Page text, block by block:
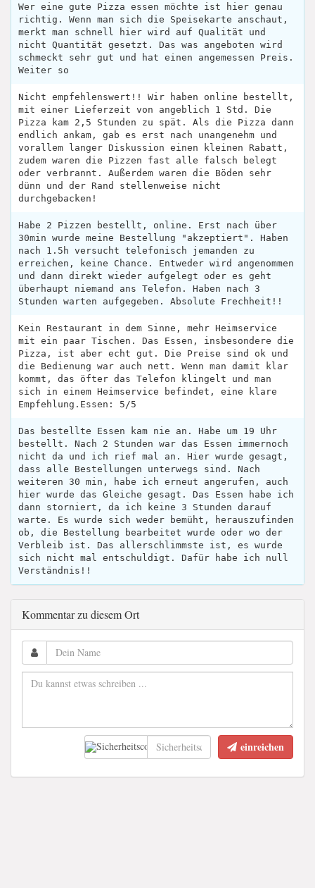
Wer eine gute Pizza essen möchte ist hier genau
richtig. Wenn man sich die Speisekarte anschaut,
merkt man schnell hier wird auf Qualität und
nicht Quantität gesetzt. Das was angeboten wird
schmeckt sehr gut und hat einen angemessen Preis.
Weiter so
Nicht empfehlenswert!! Wir haben online bestellt,
mit einer Lieferzeit von angeblich 1 Std. Die
Pizza kam 2,5 Stunden zu spät. Als die Pizza dann
endlich ankam, gab es erst nach unangenehm und
vorallem langer Diskussion einen kleinen Rabatt,
zudem waren die Pizzen fast alle falsch belegt
oder verbrannt. Außerdem waren die Böden sehr
dünn und der Rand stellenweise nicht
durchgebacken!
Habe 2 Pizzen bestellt, online. Erst nach über
30min wurde meine Bestellung "akzeptiert". Haben
nach 1.5h versucht telefonisch jemanden zu
erreichen, keine Chance. Entweder wird angenommen
und dann direkt wieder aufgelegt oder es geht
überhaupt niemand ans Telefon. Haben nach 3
Stunden warten aufgegeben. Absolute Frechheit!!
Kein Restaurant in dem Sinne, mehr Heimservice
mit ein paar Tischen. Das Essen, insbesondere die
Pizza, ist aber echt gut. Die Preise sind ok und
die Bedienung war auch nett. Wenn man damit klar
kommt, das öfter das Telefon klingelt und man
sich in einem Heimservice befindet, eine klare
Empfehlung.Essen: 5/5
Das bestellte Essen kam nie an. Habe um 19 Uhr
bestellt. Nach 2 Stunden war das Essen immernoch
nicht da und ich rief mal an. Hier wurde gesagt,
dass alle Bestellungen unterwegs sind. Nach
weiteren 30 min, habe ich erneut angerufen, auch
hier wurde das Gleiche gesagt. Das Essen habe ich
dann storniert, da ich keine 3 Stunden darauf
warte. Es wurde sich weder bemüht, herauszufinden
ob, die Bestellung bearbeitet wurde oder wo der
Verbleib ist. Das allerschlimmste ist, es wurde
sich nicht mal entschuldigt. Dafür habe ich null
Verständnis!!
Kommentar zu diesem Ort
einreichen